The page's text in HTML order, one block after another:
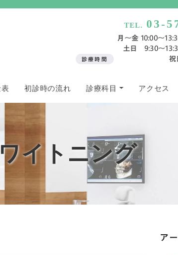
TEL. 03-
診療時間
月〜金 10:00～
土日 9:30～
初診時の流れ 診療科目 アクセス
イトニング
ア